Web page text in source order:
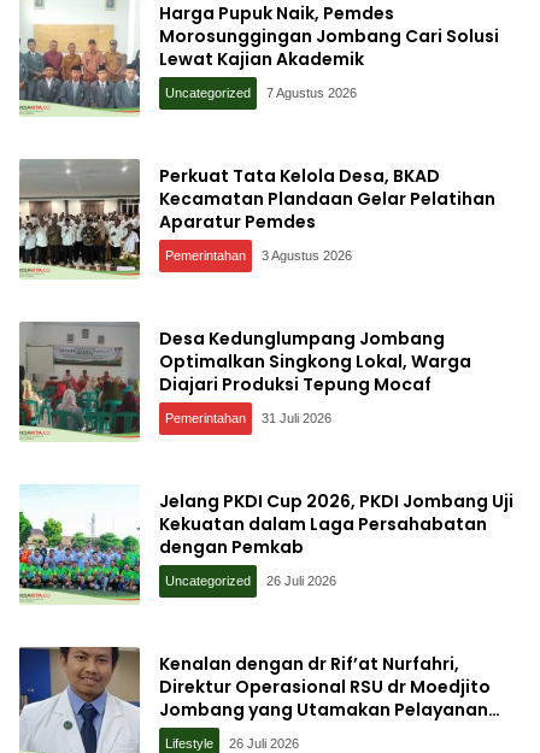
Harga Pupuk Naik, Pemdes
Morosunggingan Jombang Cari Solusi
Lewat Kajian Akademik
Uncategorized 7 Agustus 2026
Perkuat Tata Kelola Desa, BKAD
Kecamatan Plandaan Gelar Pelatihan
Aparatur Pemdes
Pemerintahan 3 Agustus 2026
Desa Kedunglumpang Jombang
Optimalkan Singkong Lokal, Warga
Diajari Produksi Tepung Mocaf
Pemerintahan 31 Juli 2026
Jelang PKDI Cup 2026, PKDI Jombang Uji
Kekuatan dalam Laga Persahabatan
dengan Pemkab
Uncategorized 26 Juli 2026
Kenalan dengan dr Rif’at Nurfahri,
Direktur Operasional RSU dr Moedjito
Jombang yang Utamakan Pelayanan
Ilmiah
Lifestyle 26 Juli 2026